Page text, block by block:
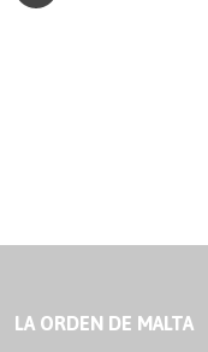
LA ORDEN DE MALTA